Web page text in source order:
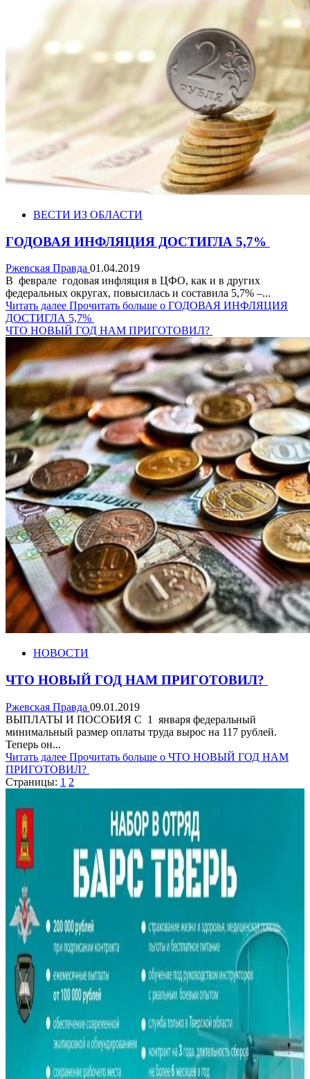
ВЕСТИ ИЗ ОБЛАСТИ
ГОДОВАЯ ИНФЛЯЦИЯ ДОСТИГЛА 5,7%
Ржевская Правда 01.04.2019
В феврале годовая инфляция в ЦФО, как и в других
федеральных округах, повысилась и составила 5,7% –...
Читать далее Прочитать больше о ГОДОВАЯ ИНФЛЯЦИЯ
ДОСТИГЛА 5,7%
ЧТО НОВЫЙ ГОД НАМ ПРИГОТОВИЛ?
НОВОСТИ
ЧТО НОВЫЙ ГОД НАМ ПРИГОТОВИЛ?
Ржевская Правда 09.01.2019
ВЫПЛАТЫ И ПОСОБИЯ С 1 января федеральный
минимальный размер оплаты труда вырос на 117 рублей.
Теперь он...
Читать далее Прочитать больше о ЧТО НОВЫЙ ГОД НАМ
ПРИГОТОВИЛ?
Страницы: 1 2